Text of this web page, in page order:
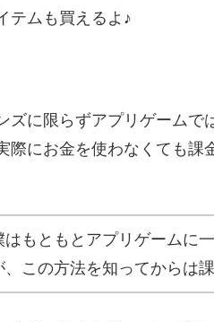
テムも買えるよ♪
ズに限らずアプリゲーム
際にお金を使わなくても課
はもともとアプリゲームに
、この方法を知ってからは